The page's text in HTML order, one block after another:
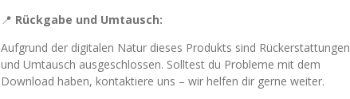
📍 Rückgabe und Umtausch:
Aufgrund der digitalen Natur dieses Produkts sind Rückerstattungen
und Umtausch ausgeschlossen. Solltest du Probleme mit dem
Download haben, kontaktiere uns – wir helfen dir gerne weiter.